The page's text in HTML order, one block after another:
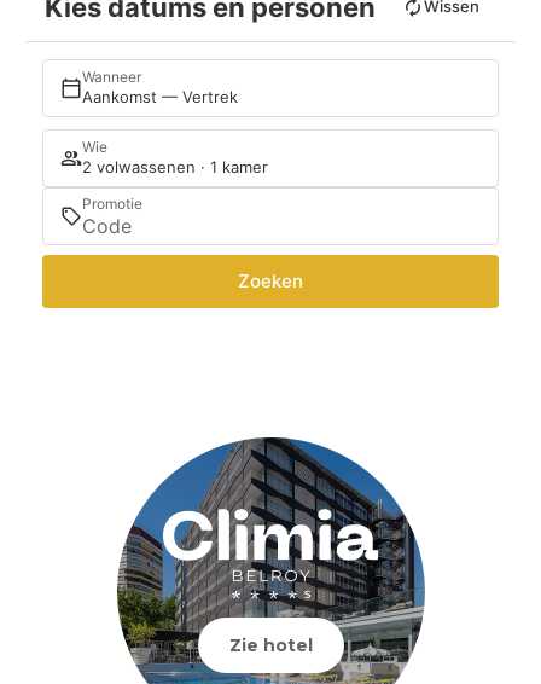
Kies datums en personen Wissen
Wanneer
Aankomst — Vertrek
Wie
2 volwassenen · 1 kamer
Promotie
Zoeken
Zie hotel